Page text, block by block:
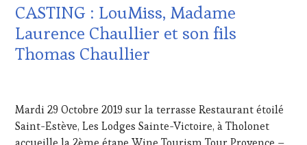
TOURISME
EDITION
LES
CLÉS
DE
LA
HAUTE
CASTING : LouMiss, Madame
Laurence Chaullier et son fils
Thomas Chaullier
2019
Mardi 29 Octobre 2019 sur la terrasse Restaurant étoilé
Saint-Estève, Les Lodges Sainte-Victoire, à Tholonet